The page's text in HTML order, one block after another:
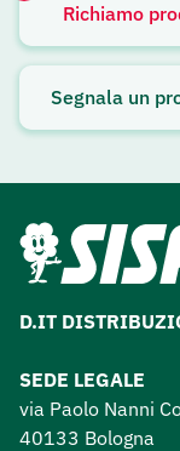
Richiamo
Avviso attivo
Segnala un
D.IT
SEDE LEGALE
via Paolo Nanni
40133 Bologna